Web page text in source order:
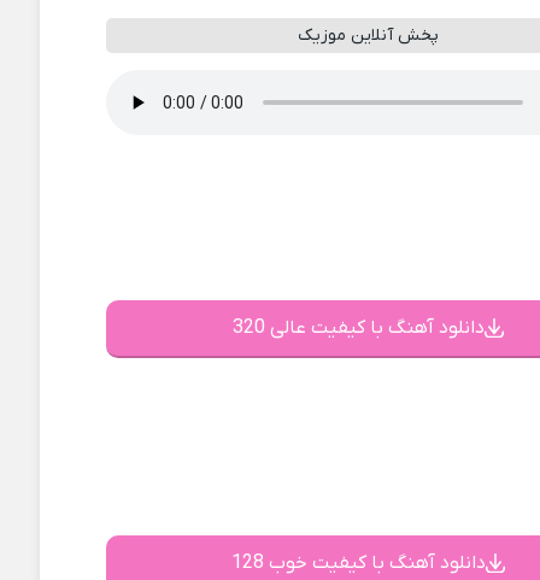
پخش آنلاین موزیک
دانلود آهنگ با کیفیت عالی 320
دانلود آهنگ با کیفیت خوب 128